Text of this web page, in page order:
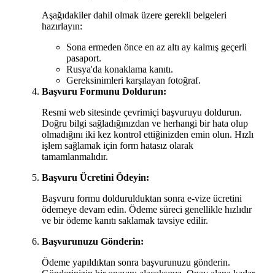
Aşağıdakiler dahil olmak üzere gerekli belgeleri
hazırlayın:
Sona ermeden önce en az altı ay kalmış geçerli
pasaport.
Rusya'da konaklama kanıtı.
Gereksinimleri karşılayan fotoğraf.
Başvuru Formunu Doldurun:
Resmi web sitesinde çevrimiçi başvuruyu doldurun.
Doğru bilgi sağladığınızdan ve herhangi bir hata olup
olmadığını iki kez kontrol ettiğinizden emin olun. Hızlı
işlem sağlamak için form hatasız olarak
tamamlanmalıdır.
Başvuru Ücretini Ödeyin:
Başvuru formu doldurulduktan sonra e-vize ücretini
ödemeye devam edin. Ödeme süreci genellikle hızlıdır
ve bir ödeme kanıtı saklamak tavsiye edilir.
Başvurunuzu Gönderin:
Ödeme yapıldıktan sonra başvurunuzu gönderin.